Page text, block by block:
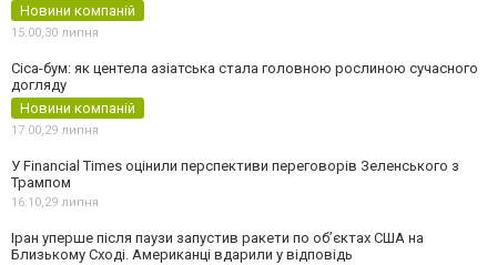
Новини компаній
15:00,30 липня
Cica-бум: як центела азіатська стала головною рослиною сучасного
догляду
Новини компаній
17:00,29 липня
У Financial Times оцінили перспективи переговорів Зеленського з
Трампом
16:10,29 липня
Іран уперше після паузи запустив ракети по обʼєктах США на
Близькому Сході. Американці вдарили у відповідь